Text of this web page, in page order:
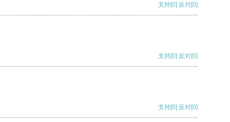
支持[0] 反对[0]
支持[0] 反对[0]
支持[0] 反对[0]